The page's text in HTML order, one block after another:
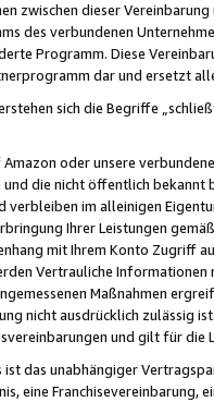
zwischen dieser
des verbundenen
Programm. Diese
dar und ersetzt
sich die Begriffe
oder unsere
die nicht öffentlich
verbleiben im alleinigen
Ihrer Leistungen
mit Ihrem Konto
Vertrauliche
Maßnahmen
nicht ausdrücklich zulässig
und gilt für die
ist das unabhängiger
eine Franchisevereinbarung,